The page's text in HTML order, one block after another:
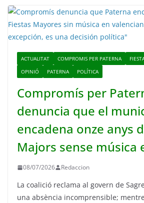
ACTUALITAT COMPROMIS PER PATERNA
OPINIÓ
PATERNA POLÍTICA
Compromís per
denuncia que el
encadena onze anys
Majors sense música
08/07/2026 Redaccion
La coalició reclama al govern de
una absència incomprensible;